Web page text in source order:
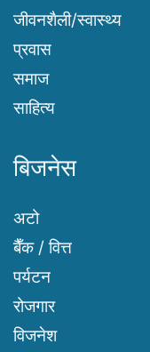
जीवनशैली/स्वास्थ्य
प्रवास
समाज
साहित्य
बिजनेस
अटो
बैँक / वित्त
पर्यटन
रोजगार
विजनेश